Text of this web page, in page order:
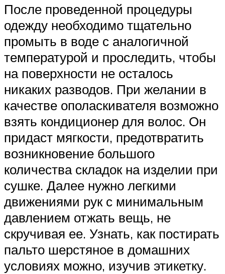
После проведенной процедуры
одежду необходимо тщательно
промыть в воде с аналогичной
температурой и проследить, чтобы
на поверхности не осталось
никаких разводов. При желании в
качестве ополаскивателя возможно
взять кондиционер для волос. Он
придаст мягкости, предотвратить
возникновение большого
количества складок на изделии при
сушке. Далее нужно легкими
движениями рук с минимальным
давлением отжать вещь, не
скручивая ее. Узнать, как постирать
пальто шерстяное в домашних
условиях можно, изучив этикетку.